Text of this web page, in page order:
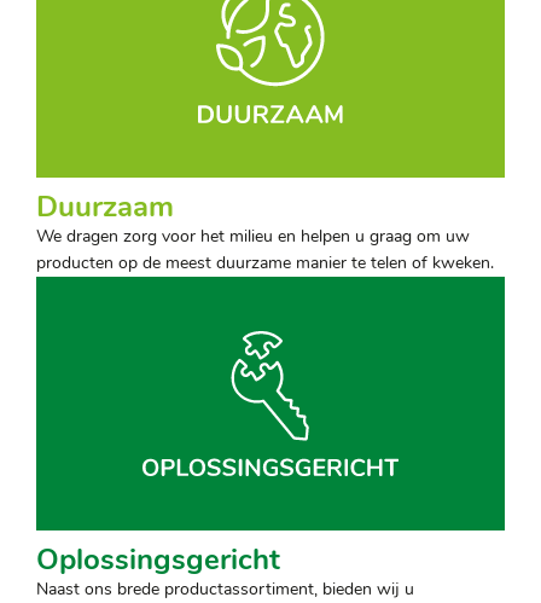
Duurzaam
We dragen zorg voor het milieu en helpen u graag om uw
producten op de meest duurzame manier te telen of kweken.
Oplossingsgericht
Naast ons brede productassortiment, bieden wij u